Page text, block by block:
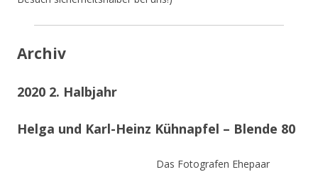
Archiv
2020 2. Halbjahr
Helga und Karl-Heinz Kühnapfel – Blende 80
Das Fotografen Ehepaar